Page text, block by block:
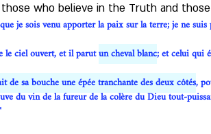
who believe in the Truth and
je sois venu apporter la paix sur la terre; je ne suis
le ciel ouvert, et il parut un cheval blanc; et celui qui
de sa bouche une épée tranchante des deux côtés,
du vin de la fureur de la colère du Dieu tout-